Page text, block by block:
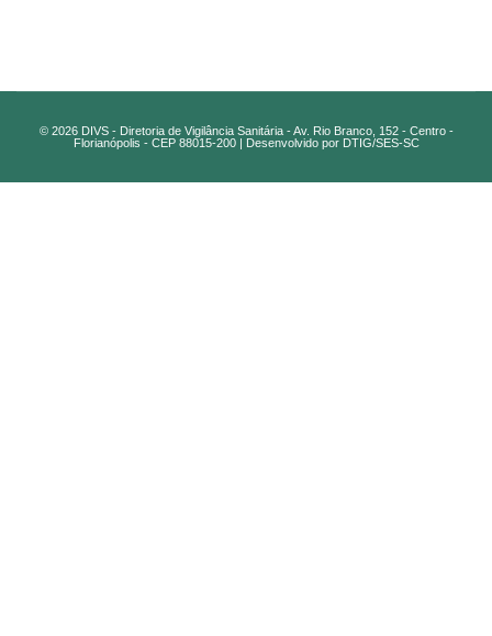
© 2026 DIVS - Diretoria de Vigilância Sanitária - Av. Rio Branco, 152 - Centro -
Florianópolis - CEP 88015-200 | Desenvolvido por DTIG/SES-SC